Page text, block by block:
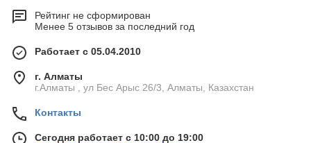
Рейтинг не сформирован
Менее 5 отзывов за последний год
Работает с 05.04.2010
г. Алматы
г.Алматы , ул Бес Арыс 26/3, Алматы, Казахстан
Контакты
Сегодня работает с 10:00 до 19:00